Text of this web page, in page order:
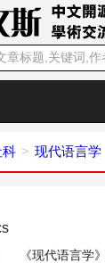
科 现代语言学
《现代语言学